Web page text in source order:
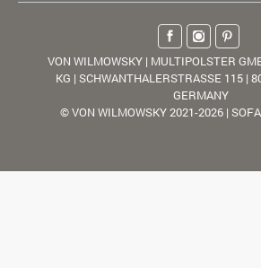
VON WILMOWSKY | MULTIPOLSTER
KG | SCHWANTHALERSTRASSE 115 |
GERMANY
© VON WILMOWSKY 2021-2026 |